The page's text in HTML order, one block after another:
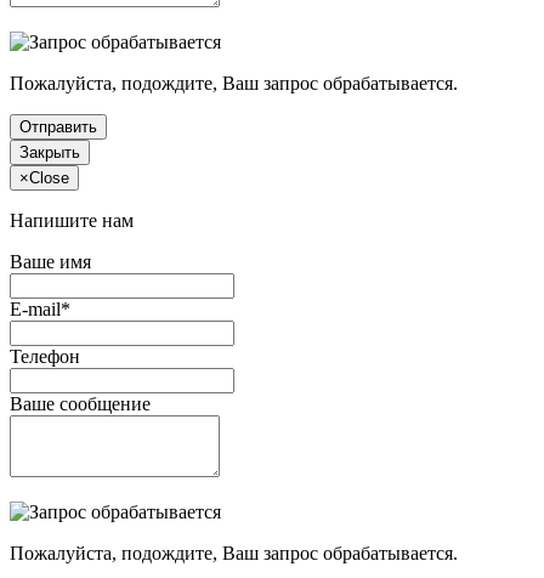
Пожалуйста, подождите, Ваш запрос обрабатывается.
Отправить
Закрыть
×Close
Напишите нам
Ваше имя
E-mail*
Телефон
Ваше сообщение
Пожалуйста, подождите, Ваш запрос обрабатывается.